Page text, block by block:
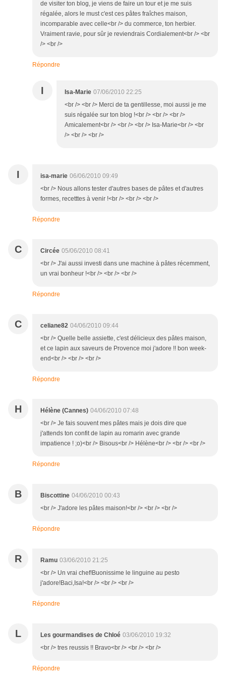
de visiter ton blog, je viens de faire un tour et je me suis
régalée, alors le must c'est ces pâtes fraîches maison,
incomparable avec celle<br /> du commerce, ton herbier.
Vraiment ravie, pour sûr je reviendrais Cordialement<br /> <br
/> <br />
Répondre
I Isa-Marie 07/06/2010 22:25
<br /> <br /> Merci de ta gentillesse, moi aussi je me
suis régalée sur ton blog !<br /> <br /> <br />
Amicalement<br /> <br /> <br /> Isa-Marie<br /> <br
/> <br /> <br />
I isa-marie 06/06/2010 09:49
<br /> Nous allons tester d'autres bases de pâtes et d'autres
formes, recetttes à venir !<br /> <br /> <br />
Répondre
C Circée 05/06/2010 08:41
<br /> J'ai aussi investi dans une machine à pâtes récemment,
un vrai bonheur !<br /> <br /> <br />
Répondre
C celiane82 04/06/2010 09:44
<br /> Quelle belle assiette, c'est délicieux des pâtes maison,
et ce lapin aux saveurs de Provence moi j'adore !! bon week-
end<br /> <br /> <br />
Répondre
H Hélène (Cannes) 04/06/2010 07:48
<br /> Je fais souvent mes pâtes mais je dois dire que
j'attends ton confit de lapin au romarin avec grande
impatience ! ;o)<br /> Bisous<br /> Hélène<br /> <br /> <br />
Répondre
B Biscottine 04/06/2010 00:43
<br /> J'adore les pâtes maison!<br /> <br /> <br />
Répondre
R Ramu 03/06/2010 21:25
<br /> Un vrai chef!Buonissime le linguine au pesto
j'adore!Baci,Isa!<br /> <br /> <br />
Répondre
L Les gourmandises de Chloé 03/06/2010 19:32
<br /> tres reussis !! Bravo<br /> <br /> <br />
Répondre